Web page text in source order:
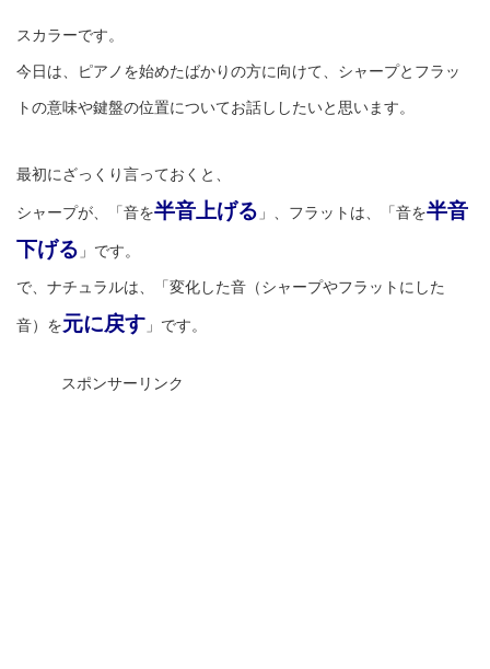
スカラーです。
今日は、ピアノを始めたばかりの方に向けて、シャープとフラッ
トの意味や鍵盤の位置についてお話ししたいと思います。
最初にざっくり言っておくと、
シャープが、「音を半音上げる 」、フラットは、「音を半音
下げる 」です。
で、ナチュラルは、「変化した音（シャープやフラットにした
音）を元に戻す 」です。
スポンサーリンク